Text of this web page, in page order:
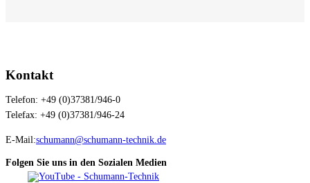
Kontakt
Telefon: +49 (0)37381/946-0
Telefax: +49 (0)37381/946-24
E-Mail:schumann@schumann-technik.de
Folgen Sie uns in den Sozialen Medien